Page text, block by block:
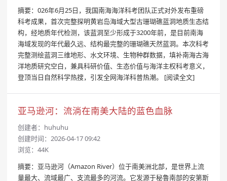
摘要：026年6月25日，我国南海海洋科考团队正式对外发布重磅
科考成果，首次完整探明黄岩岛海域大型古珊瑚礁蓝洞地质生态结
构，经地质年代检测，该蓝洞至少形成于3200年前，是目前南海
海域发现的年代最久远、结构最完整的珊瑚礁天然蓝洞。本次科考
完整测绘蓝洞三维地形、水文环境、生物种群数据，填补南海古海
洋地质研究空白，兼具科研价值、生态价值与海洋主权科考意义，
登顶当日自然科学热搜，引发全网海洋科普热潮。 [阅读全文]
亚马逊河：流淌在南美大陆的蓝色血脉
创建者： huhuhu
创建时间：2026-04-17 09:42
浏览：44K
摘要：亚马逊河（Amazon River）位于南美洲北部，是世界上流
量最大、流域最广、支流最多的河流。它发源于秘鲁南部的安第斯